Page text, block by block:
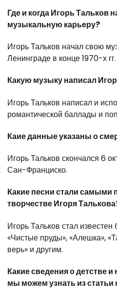
Где и когда Игорь Тальков
музыкальную карьеру?
Игорь Тальков начал свою
Ленинграде в конце 1970-х гг.
Какую музыку написал
Игорь Тальков написал и
романтической баллады и
Каие данные указаны о
Игорь Тальков скончался 6
Сан-Франциско.
Какие песни стали
творчестве Игоря
Игорь Тальков стал
«Чистые пруды», «Алешка»,
верь» и другим.
Какие сведения о детстве
мы можем узнать из статьи